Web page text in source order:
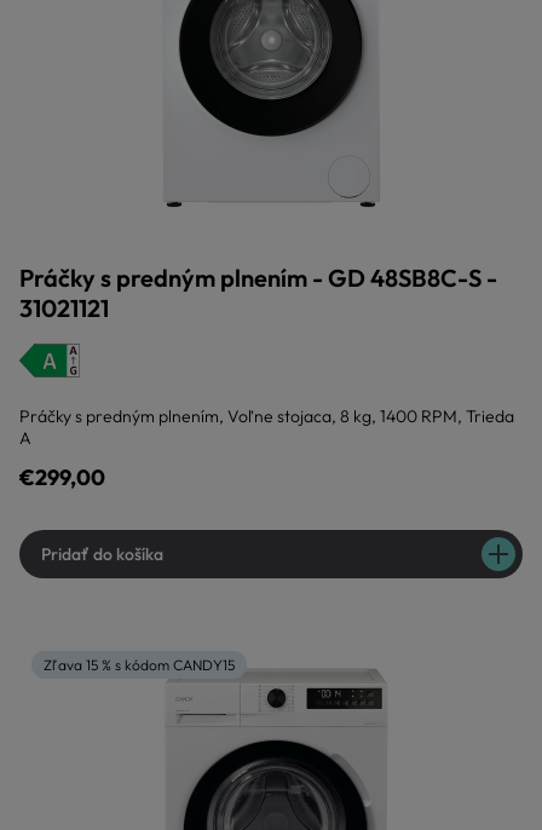
Práčky s predným plnením - GD 48SB8C-S -
31021121
Práčky s predným plnením, Voľne stojaca, 8 kg, 1400 RPM, Trieda
A
€299,00
Pridať do košíka
Zľava 15 % s kódom CANDY15